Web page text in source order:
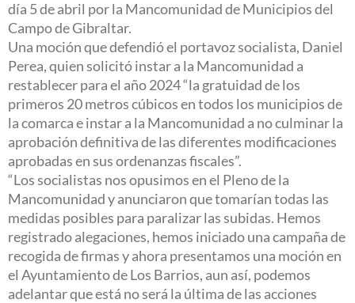
día 5 de abril por la Mancomunidad de Municipios del
Campo de Gibraltar.
Una moción que defendió el portavoz socialista, Daniel
Perea, quien solicitó instar a la Mancomunidad a
restablecer para el año 2024 “la gratuidad de los
primeros 20 metros cúbicos en todos los municipios de
la comarca e instar a la Mancomunidad a no culminar la
aprobación definitiva de las diferentes modificaciones
aprobadas en sus ordenanzas fiscales”.
“Los socialistas nos opusimos en el Pleno de la
Mancomunidad y anunciaron que tomarían todas las
medidas posibles para paralizar las subidas. Hemos
registrado alegaciones, hemos iniciado una campaña de
recogida de firmas y ahora presentamos una moción en
el Ayuntamiento de Los Barrios, aun así, podemos
adelantar que está no será la última de las acciones